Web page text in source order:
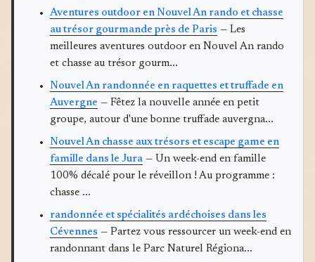
Aventures outdoor en Nouvel An rando et chasse
au trésor gourmande près de Paris — Les
meilleures aventures outdoor en Nouvel An rando
et chasse au trésor gourm...
Nouvel An randonnée en raquettes et truffade en
Auvergne — Fêtez la nouvelle année en petit
groupe, autour d'une bonne truffade auvergna...
Nouvel An chasse aux trésors et escape game en
famille dans le Jura — Un week-end en famille
100% décalé pour le réveillon ! Au programme :
chasse ...
randonnée et spécialités ardéchoises dans les
Cévennes — Partez vous ressourcer un week-end en
randonnant dans le Parc Naturel Régiona...